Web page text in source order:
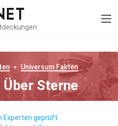
Universum Fakten
Sterne
Experten geprüft